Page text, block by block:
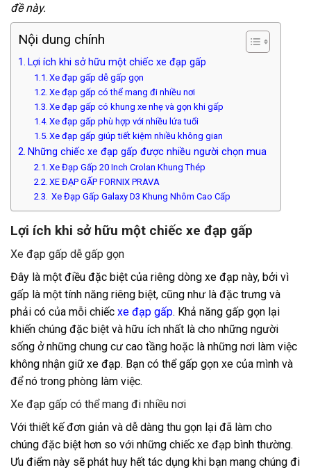
đề này.
Nội dung chính
Lợi ích khi sở hữu một chiếc xe đạp gấp
Xe đạp gấp dễ gấp gọn
Xe đạp gấp có thể mang đi nhiều nơi
Xe đạp gấp có khung xe nhẹ và gọn khi gấp
Xe đạp gấp phù hợp với nhiều lứa tuổi
Xe đạp gấp giúp tiết kiệm nhiều không gian
Những chiếc xe đạp gấp được nhiều người chọn mua
Xe Đạp Gấp 20 Inch Crolan Khung Thép
XE ĐẠP GẤP FORNIX PRAVA
Xe Đạp Gấp Galaxy D3 Khung Nhôm Cao Cấp
Lợi ích khi sở hữu một chiếc xe đạp gấp
Xe đạp gấp dễ gấp gọn
Đây là một điều đặc biệt của riêng dòng xe đạp này, bởi vì
gấp là một tính năng riêng biệt, cũng như là đặc trưng và
phải có của mỗi chiếc xe đạp gấp. Khả năng gấp gọn lại
khiến chúng đặc biệt và hữu ích nhất là cho những người
sống ở những chung cư cao tầng hoặc là những nơi làm việc
không nhận giữ xe đạp. Bạn có thể gấp gọn xe của mình và
để nó trong phòng làm việc.
Xe đạp gấp có thể mang đi nhiều nơi
Với thiết kế đơn giản và dễ dàng thu gọn lại đã làm cho
chúng đặc biệt hơn so với những chiếc xe đạp bình thường.
Ưu điểm này sẽ phát huy hết tác dụng khi bạn mang chúng đi